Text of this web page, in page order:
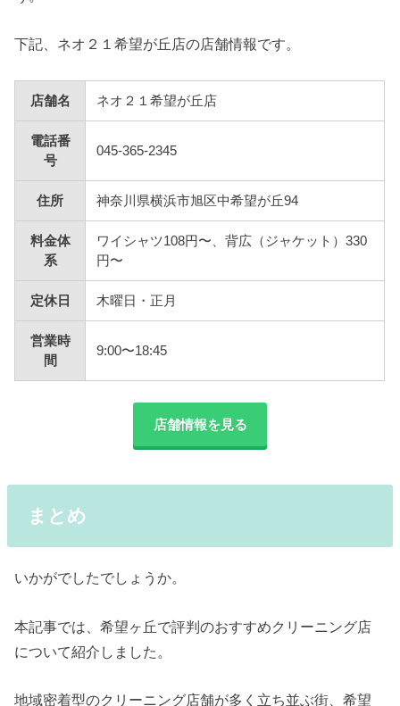
下記、ネオ２１希望が丘店の店舗情報です。
店舗名 ネオ２１希望が丘店
電話番
号
045-365-2345
住所 神奈川県横浜市旭区中希望が丘94
料金体
系
ワイシャツ108円〜、背広（ジャケット）330
円〜
定休日 木曜日・正月
営業時
間
9:00〜18:45
店舗情報を見る
まとめ
いかがでしたでしょうか。
本記事では、希望ヶ丘で評判のおすすめクリーニング店
について紹介しました。
地域密着型のクリーニング店舗が多く立ち並ぶ街、希望